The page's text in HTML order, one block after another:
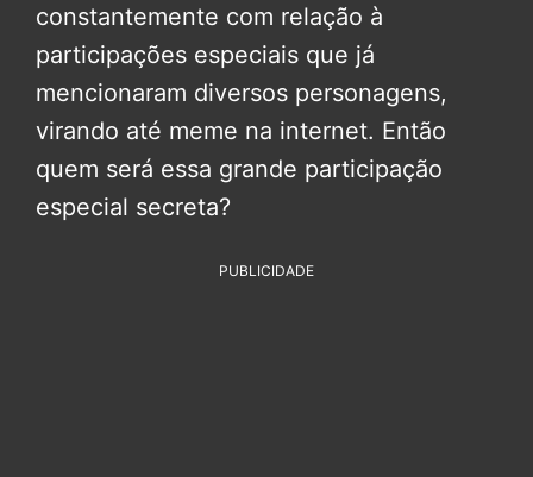
constantemente com relação à
participações especiais que já
mencionaram diversos personagens,
virando até meme na internet. Então
quem será essa grande participação
especial secreta?
PUBLICIDADE